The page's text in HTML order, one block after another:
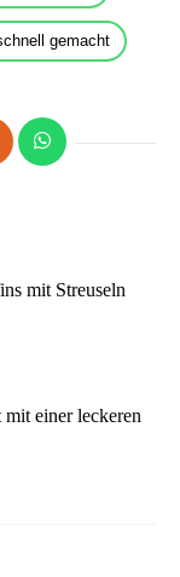
gemacht
mit Streuseln
mit einer leckeren